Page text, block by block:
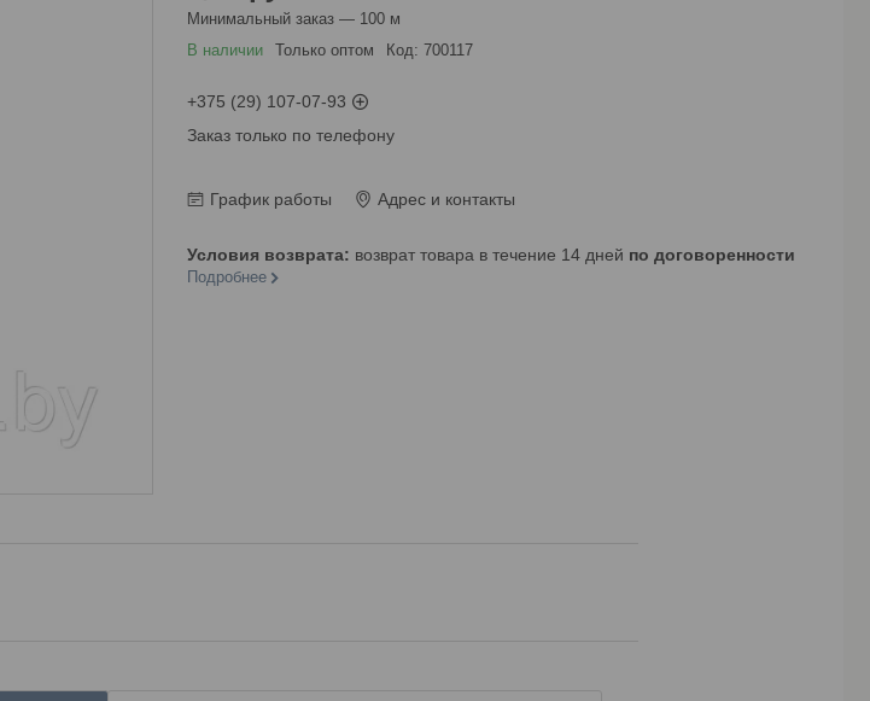
Минимальный заказ — 100 м
В наличии
Только оптом Код: 700117
+375 (29) 107-07-93
Заказ только по телефону
График работы Адрес и контакты
возврат товара в течение 14 дней по договоренности
Подробнее